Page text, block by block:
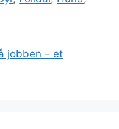
jobben – et